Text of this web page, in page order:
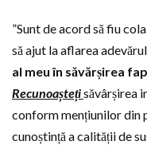
”Sunt de acord să fiu
să ajut la aflarea
al meu în săvărșirea
Recunoaștețisăvârșirea
conform mențiunilor din
cunoștință a calității de